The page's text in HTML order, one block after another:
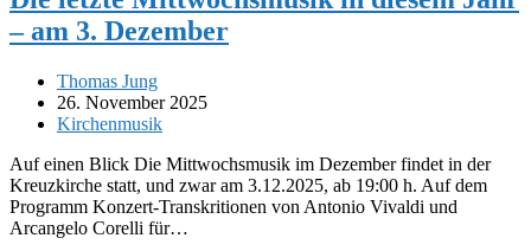
von
Mozart
Bach
– am 3. Dezember
Beitrags-
Autor:
Thomas Jung
Beitrag
veröffentlicht:
26. November 2025
Beitrags-
Kirchenmusik
Auf einen Blick Die Mittwochsmusik im Dezember findet in der
Kreuzkirche statt, und zwar am 3.12.2025, ab 19:00 h. Auf dem
Programm Konzert-Transkritionen von Antonio Vivaldi und
Arcangelo Corelli für…